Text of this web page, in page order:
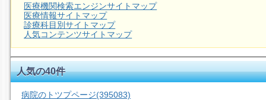
医療機関検索エンジンサイトマップ
医療情報サイトマップ
診療科目別サイトマップ
人気コンテンツサイトマップ
人気の40件
病院のトツプページ(395083)